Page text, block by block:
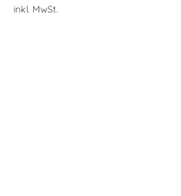
inkl. MwSt.